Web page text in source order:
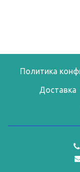
Политика
Доставка